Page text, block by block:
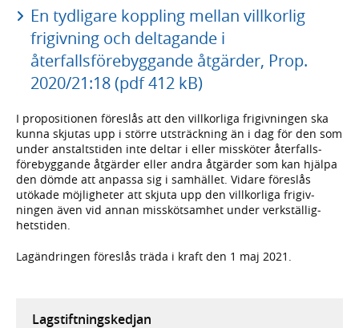
En tydligare koppling mellan villkorlig
frigivning och deltagande i
återfallsförebyggande åtgärder, Prop.
2020/21:18 (pdf 412 kB)
I propositionen föreslås att den villkorliga frigiv­ningen ska
kunna skjutas upp i större utsträck­ning än i dag för den som
under anstalts­tiden inte deltar i eller missköter återfalls­
före­byggande åtgärder eller andra åtgärder som kan hjälpa
den dömde att anpassa sig i samhället. Vidare föreslås
utökade möjlig­heter att skjuta upp den vill­korliga frigiv­
ningen även vid annan missköt­samhet under verk­ställig­
hets­tiden.
Lagändringen föreslås träda i kraft den 1 maj 2021.
Lagstiftningskedjan